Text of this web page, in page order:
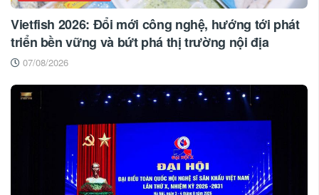
Vietfish 2026: Đổi mới công nghệ, hướng tới phát
triển bền vững và bứt phá thị trường nội địa
07/08/2026